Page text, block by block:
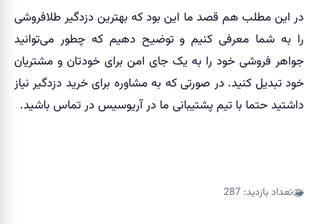
در این مطلب هم قصد ما این بود که بهترین دزدگیر طلافروشی
را به شما معرفی کنیم و توضیح دهیم که چطور می‌توانید
جواهر فروشی خود را به یک جای امن برای خودتان و مشتریان
خود تبدیل کنید. در صورتی که به مشاوره برای خرید دزدگیر نیاز
داشتید حتما با تیم پشتیبانی ما در آریوسیس در تماس باشید.
تعداد بازدید: 287